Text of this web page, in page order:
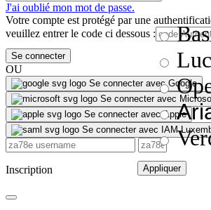
J'ai oublié mon mot de passe.
Votre compte est protégé par une
veuillez entrer le code ci dessous :
Se connecter
OU
Se connecter avec Google
Se connecter avec
Se connecter avec Apple
Se connecter avec IAM
Inscription Appliquer